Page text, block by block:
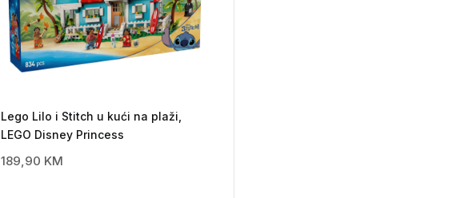
Lego Lilo i Stitch u kući na plaži,
LEGO Disney Princess
189,90 KM